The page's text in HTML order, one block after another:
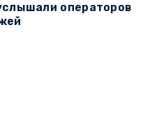
операторов